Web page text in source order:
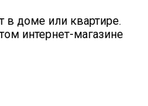
в доме или квартире.
интернет-магазине